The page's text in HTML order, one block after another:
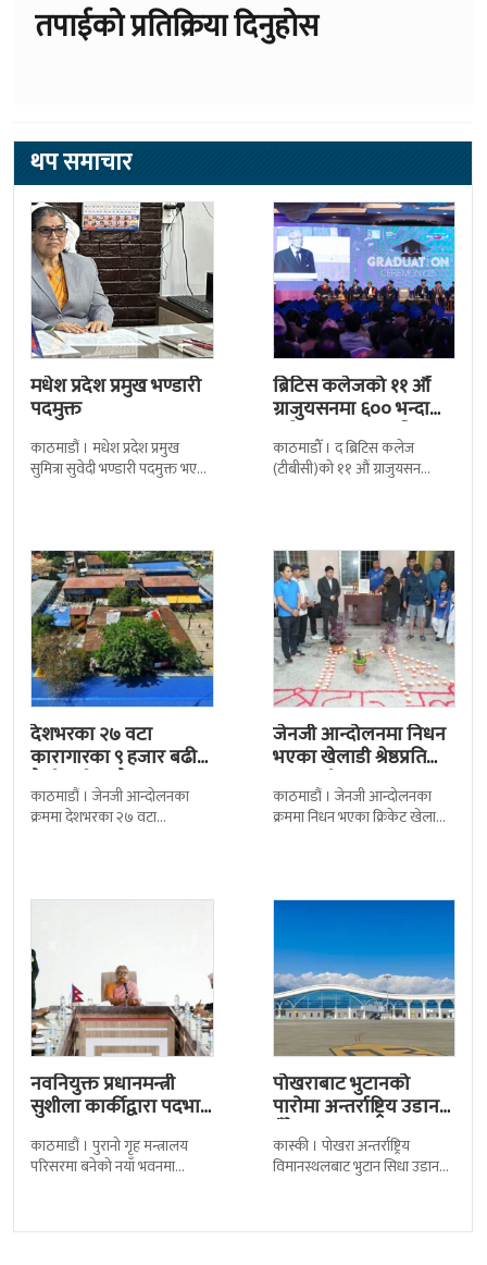
तपाईको प्रतिक्रिया दिनुहोस
थप समाचार
मधेश प्रदेश प्रमुख भण्डारी
पदमुक्त
काठमाडौं । मधेश प्रदेश प्रमुख
सुमित्रा सुवेदी भण्डारी पदमुक्त भएकी
ब्रिटिस कलेजको ११ औँ
ग्राजुयसनमा ६०० भन्दा
बढी ग्राजुयट सम्मानित
काठमाडौँ । द ब्रिटिस कलेज
(टीबीसी)को ११ औं ग्राजुयसन
देशभरका २७ वटा
कारागारका ९ हजार बढी
कैदीबन्दी अझै फरार
काठमाडौं । जेनजी आन्दोलनका
क्रममा देशभरका २७ वटा
जेनजी आन्दोलनमा निधन
भएका खेलाडी श्रेष्ठप्रति
श्रद्धाञ्जली
काठमाडौं । जेनजी आन्दोलनका
क्रममा निधन भएका क्रिकेट खेलाडी
नवनियुक्त प्रधानमन्त्री
सुशीला कार्कीद्वारा पदभार
काठमाडौं । पुरानो गृह मन्त्रालय
परिसरमा बनेको नयाँ भवनमा
नवनियुक्त
पोखराबाट भुटानको
पारोमा अन्तर्राष्ट्रिय उडान
हुँदै
कास्की । पोखरा अन्तर्राष्ट्रिय
विमानस्थलबाट भुटान सिधा उडान
लागेको हो